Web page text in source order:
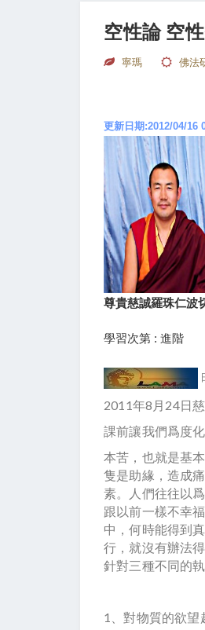
空性論 空
寧瑪 佛法
更新日期:2012/04/16
尊貴慈誠羅珠仁波
學習次第 : 進階
2011年8月24日
課前讓我們爲度
本苦，也就是基
隻是助緣，造成
素。人們往往以
跟以前一樣不幸
中，何時能得到
行，就沒有辦法
針對三種不同的執
1、對物質的欲望